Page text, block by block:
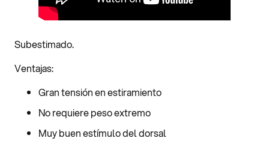
Subestimado.
Ventajas:
Gran tensión en estiramiento
No requiere peso extremo
Muy buen estímulo del dorsal